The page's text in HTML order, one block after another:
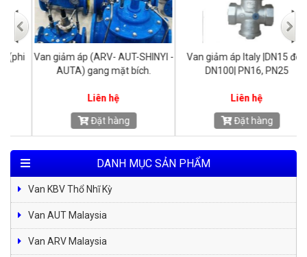
Van giảm áp (ARV- AUT-SHINYI -
AUTA) gang mặt bích.
Liên hệ
Đặt hàng
Van giảm áp Italy |DN15 đên
DN100| PN16, PN25
Liên hệ
Đặt hàng
DANH MỤC SẢN PHẨM
Van KBV Thổ Nhĩ Kỳ
Van AUT Malaysia
Van ARV Malaysia